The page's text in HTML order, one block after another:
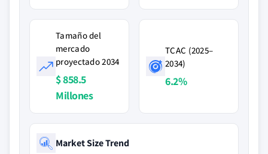
Tamaño del
mercado
proyectado 2034
$ 858.5
Millones
TCAC (2025–
2034)
6.2%
Market Size Trend